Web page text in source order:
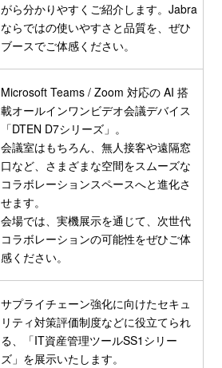
がら分かりやすくご紹介します。Jabra
ならではの使いやすさと品質を、ぜひ
ブースでご体感ください。
Microsoft Teams / Zoom 対応の AI 搭
載オールインワンビデオ会議デバイス
「DTEN D7シリーズ」。
会議室はもちろん、無人接客や遠隔窓
口など、さまざまな空間をスムーズな
コラボレーションスペースへと進化さ
せます。
会場では、実機展示を通じて、次世代
コラボレーションの可能性をぜひご体
感ください。
サプライチェーン強化に向けたセキュ
リティ対策評価制度などに役立てられ
る、「IT資産管理ツールSS1シリー
ズ」を展示いたします。